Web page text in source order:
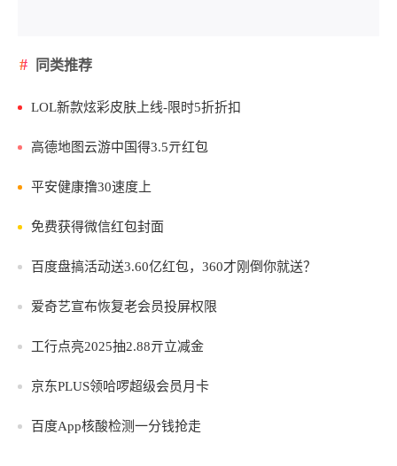
同类推荐
LOL新款炫彩皮肤上线-限时5折折扣
高德地图云游中国得3.5亓红包
平安健康撸30速度上
免费获得微信红包封面
百度盘搞活动送3.60亿红包，360才刚倒你就送？
爱奇艺宣布恢复老会员投屏权限
工行点亮2025抽2.88亓立减金
京东PLUS领哈啰超级会员月卡
百度App核酸检测一分钱抢走